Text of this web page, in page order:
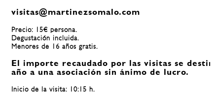
visitas@martinezsomalo.com
Precio: 15€ persona.
Degustación incluida.
Menores de 16 años gratis.
El importe recaudado por las visitas se
año a una asociación sin ánimo de lucro.
Inicio de la visita: 10:15 h.